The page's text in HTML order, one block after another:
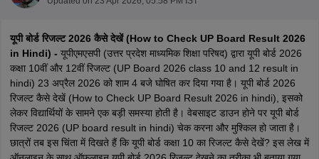
Time Table 2026
12th Supplementary Result 2026TN 11th Arrear Result 2026
CBSE 10th Second Board Result Marksheet 2026CBSE Second
HS Result 2026CBSE Class 12 Result Link 2026
Punjab
CBSE 10th Science Question Paper 2026 Second Exam CBSE 10th
Question Paper 2026TS Inter Supplementary Question
SSLCKarnataka SSLCUK Board 10thGoa Board SSCPSEB 10th
ExamMP Board 12thUK Board 12thGoa Board HSSCPSEB 12th
यूपी बोर्ड रिजल्ट 2026 कैसे देखें (How to Check UP Board Result 2026
in Hindi) - यूपीएमएसपी (उत्तर प्रदेश माध्यमिक शिक्षा परिषद) द्वारा यूपी बोर्ड 2026
कक्षा 10वीं और 12वीं रिजल्ट (UP Board 2026 class 10 and 12 result in
hindi) 23 अप्रैल 2026 को शाम 4 बजे घोषित कर दिया गया है। यूपी बोर्ड 2026
रिजल्ट कैसे देखें (How to Check UP Board Result 2026 in hindi), इसको
लेकर विद्यार्थियों के सामने एक बड़ी समस्या होती है। वेबसाइट डाउन होने पर यूपी बोर्ड
रिजल्ट 2026 (UP board result in hindi) चेक करना और मुश्किल हो जाता है।
छात्रों तब इस चिंता में दिखते हैं कि यूपी बोर्ड कक्षा 10 का रिजल्ट कैसे देखें? इस लेख में